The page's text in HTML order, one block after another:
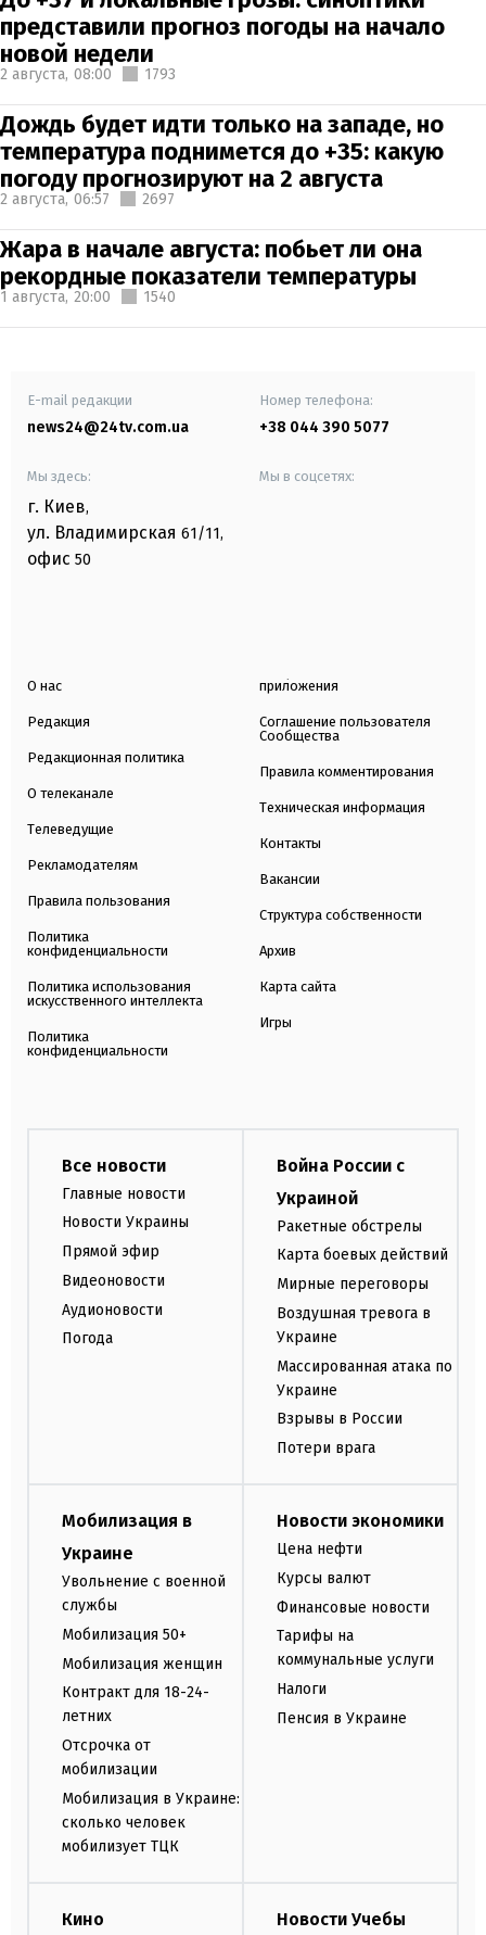
представили прогноз погоды на начало
новой недели
2 августа, 08:00 1793
Дождь будет идти только на западе, но
температура поднимется до +35: какую
погоду прогнозируют на 2 августа
2 августа, 06:57 2697
Жара в начале августа: побьет ли она
рекордные показатели температуры
1 августа, 20:00 1540
E-mail редакции
news24@24tv.com.ua
Номер телефона:
+38 044 390 5077
Мы здесь:
г. Киев,
ул. Владимирская 61/11,
офис 50
Мы в соцсетях:
О нас
Редакция
Редакционная политика
О телеканале
Телеведущие
Рекламодателям
Правила пользования
Политика
конфиденциальности
Политика использования
искусственного интеллекта
Политика
конфиденциальности
приложения
Соглашение пользователя
Сообщества
Правила комментирования
Техническая информация
Контакты
Вакансии
Структура собственности
Архив
Карта сайта
Игры
Все новости
Главные новости
Новости Украины
Прямой эфир
Видеоновости
Аудионовости
Погода
Война России с
Украиной
Ракетные обстрелы
Карта боевых действий
Мирные переговоры
Воздушная тревога в
Украине
Массированная атака по
Украине
Взрывы в России
Потери врага
Мобилизация в
Украине
Увольнение с военной
службы
Мобилизация 50+
Мобилизация женщин
Контракт для 18-24-
летних
Отсрочка от
мобилизации
Мобилизация в Украине:
сколько человек
мобилизует ТЦК
Новости экономики
Цена нефти
Курсы валют
Финансовые новости
Тарифы на
коммунальные услуги
Налоги
Пенсия в Украине
Кино Новости Учебы